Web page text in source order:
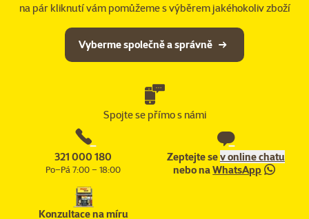
na pár kliknutí vám pomůžeme s výběrem jakéhokoliv zboží
Vyberme společně a správně
Spojte se přímo s námi
321 000 180
Po–Pá 7:00 – 18:00
Zeptejte sev online chatu
nebo naWhatsApp
Konzultace na míru